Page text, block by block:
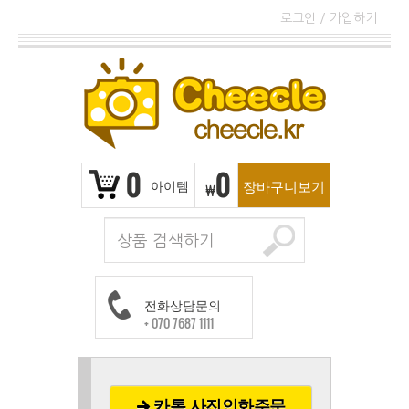
로그인 / 가입하기
0 아이템 ₩0 장바구니보기
전화상담문의
+ 070 7687 1111